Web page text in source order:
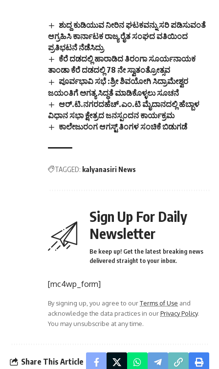
ಮಕ್ಕಳ ಅಭಿವೃದ್ಧಿ ಇಲಾಖೆ
ವತಿಯಿಂದ ಮಿಷನ್ ಶಕ್ತಿ
ಯೋಜನೆಯಡಿ ವಿವಿಧ
ಕಾರಣಗಳಿಂದ ಜಿಲ್ಲಾ
ಮಟ್ಟದಲ್ಲಿ ಖಾಲಿ ಇರುವ
ವಿವಿಧ ಹುದ್ದೆಗಳನ್ನು
ತಾತ್ಕಾಲಿಕವಾಗಿ ಆಯ್ಕೆ
ಮಾಡಲು ಷರತ್ತು ಹಾಗೂ
ನಿಬಂಧನೆಗೊಳಪಟ್ಟು
ಅರ್ಹ ಅಭ್ಯರ್ಥಿಗಳಿಂದ…
ಶುದ್ದ ಕುಡಿಯುವ ನೀರಿನ ಘಟಕವನ್ನು ಸರಿ ಪಡಿಸುವಂತೆ
ಆಗ್ರಹಿಸಿ ಕಾರ್ನಾಟಕ ರಾಜ್ಯ ರೈತ ಸಂಘದ ವತಿಯಿಂದ
ಪ್ರತಿಭಟನೆ ನೆಡೆಸಿದ್ರು
ಕೆರೆ ದಡದಲ್ಲಿ ಹಾರಾಡಿದ ತಿರಂಗಾ ಸೂರ್ಯನಾಯಕ
ತಾಂಡಾ‌ ಕೆರೆ ದಡದಲ್ಲಿ 78 ನೇ ಸ್ವಾತಂತ್ರೋತ್ಸವ
ಪೂರ್ವಭಾವಿ ಸಭೆ :ಶ್ರೀ ಶಿವಯೋಗಿ ಸಿದ್ರಾಮೇಶ್ವರ
ಜಯಂತಿಗೆ ಅಗತ್ಯ ಸಿದ್ಧತೆ ಮಾಡಿಕೊಳ್ಳಲು ಸೂಚನೆ
ಆರ್.ಟಿ.ನಗರದಹೆಚ್.ಎಂ.ಟಿ ಮೈದಾನದಲ್ಲಿ ಹೆಬ್ಬಾಳ
ವಿಧಾನ ಸಭಾ ಕ್ಷೇತ್ರದ ಜನಸ್ಪಂದನ ಕಾರ್ಯಕ್ರಮ
ಕಾಲೇಜುರಂಗ ಆಗಸ್ಟ್ ತಿಂಗಳ ಸಂಚಿಕೆ ಬಿಡುಗಡೆ
TAGGED: kalyanasiri News
Sign Up For Daily
Newsletter
Be keep up! Get the latest breaking news
delivered straight to your inbox.
[mc4wp_form]
By signing up, you agree to ourTerms of Use and
acknowledge the data practices in ourPrivacy Policy.
You may unsubscribe at any time.
Share This Article